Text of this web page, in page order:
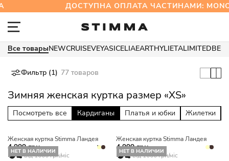
ДОСТУПНА ОПЛАТА ЧАСТИНАМИ:
Все товарыNEWCRUISEVEYASICELIAEARTHYLIETALIMITED
Фильтр (1) 77 товаров
Зимняя женская куртка размер «XS»
Посмотреть все Кардиганы Платья и юбки Жилетки
Женская куртка Stimma Ландея
4 999 грн
від 1666 грн/міс
Женская куртка Stimma Ландея
4 999 грн
від 1666 грн/міс
НЕТ В НАЛИЧИИ НЕТ В НАЛИЧИИ